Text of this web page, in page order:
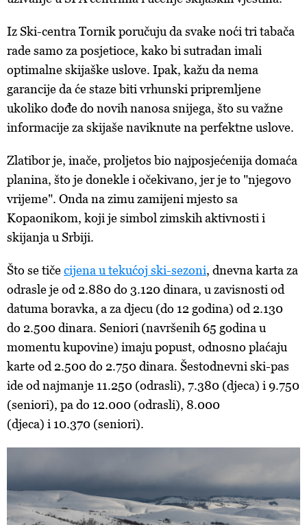
Iz Ski-centra Tornik poručuju da svake noći tri tabača
rade samo za posjetioce, kako bi sutradan imali
optimalne skijaške uslove. Ipak, kažu da nema
garancije da će staze biti vrhunski pripremljene
ukoliko dođe do novih nanosa snijega, što su važne
informacije za skijaše naviknute na perfektne uslove.
Zlatibor je, inače, proljetos bio najposjećenija domaća
planina, što je donekle i očekivano, jer je to "njegovo
vrijeme". Onda na zimu zamijeni mjesto sa
Kopaonikom, koji je simbol zimskih aktivnosti i
skijanja u Srbiji.
Što se tičecijena u tekućoj ski-sezoni, dnevna karta za
odrasle je od 2.880 do 3.120 dinara, u zavisnosti od
datuma boravka, a za djecu (do 12 godina) od 2.130
do 2.500 dinara. Seniori (navršenih 65 godina u
momentu kupovine) imaju popust, odnosno plaćaju
karte od 2.500 do 2.750 dinara. Šestodnevni ski-pas
ide od najmanje 11.250 (odrasli), 7.380 (djeca) i 9.750
(seniori), pa do 12.000 (odrasli), 8.000
(djeca) i 10.370 (seniori).